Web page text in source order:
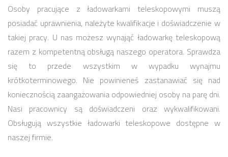
Osoby pracujące z ładowarkami teleskopowymi muszą
posiadać uprawnienia, należyte kwalifikacje i doświadczenie w
takiej pracy. U nas możesz wynająć ładowarkę teleskopową
razem z kompetentną obsługą naszego operatora. Sprawdza
się to przede wszystkim w wypadku wynajmu
krótkoterminowego. Nie powinieneś zastanawiać się nad
koniecznością zaangażowania odpowiedniej osoby na parę dni.
Nasi pracownicy są doświadczeni oraz wykwalifikowani.
Obsługują wszystkie ładowarki teleskopowe dostępne w
naszej firmie.